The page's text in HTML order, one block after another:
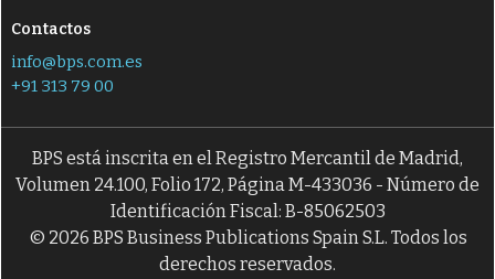
Contactos
info@bps.com.es
+91 313 79 00
BPS está inscrita en el Registro Mercantil de Madrid,
Volumen 24.100, Folio 172, Página M-433036 - Número de
Identificación Fiscal: B-85062503
© 2026 BPS Business Publications Spain S.L. Todos los
derechos reservados.